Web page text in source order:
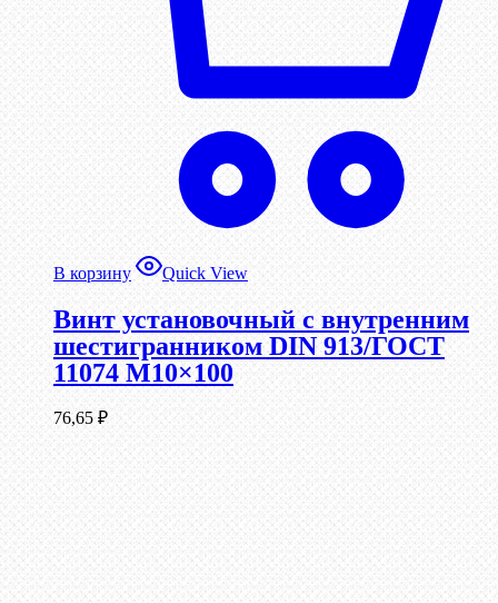
В корзину Quick View
Винт установочный с внутренним
шестигранником DIN 913/ГОСТ
11074 М10×100
76,65 ₽